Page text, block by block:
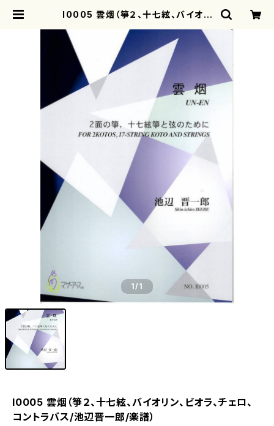
I0005 雲烟（箏２、十七絃、バイオリ
晋一郎/楽譜） | motherearth
1/1
I0005 雲烟（箏２、十七絃、バイオリン、ビオラ、チェロ、
コントラバス/池辺晋一郎/楽譜）